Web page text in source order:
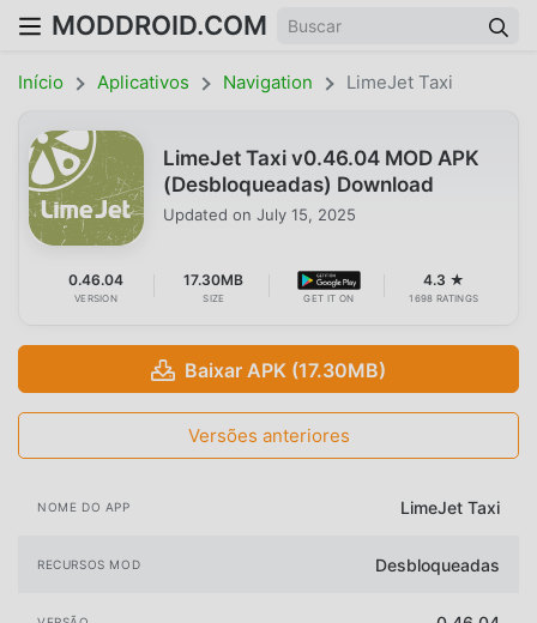
MODDROID.COM
Início Aplicativos Navigation LimeJet Taxi
LimeJet Taxi v0.46.04 MOD APK
(Desbloqueadas) Download
Updated on July 15, 2025
0.46.04
VERSION
17.30MB
SIZE GET IT ON
4.3 ★
1698 RATINGS
Baixar APK (17.30MB)
Versões anteriores
NOME DO APP LimeJet Taxi
RECURSOS MOD Desbloqueadas